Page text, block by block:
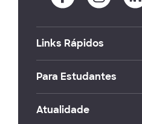
Links Rápidos
Para Estudantes
Atualidade